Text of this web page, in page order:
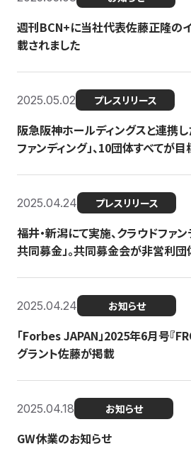
週刊BCN+に当社代表佐藤正隆の
載されました
2025.05.02 プレスリリース
阪急阪神ホールディングスと連携し
ファンディング」、10団体すべてが
2025.04.24 プレスリリース
福井・新潟にて実施、クラウドファ
共同募金」。共同募金会が非営利
2025.04.24 お知らせ
「Forbes JAPAN」2025年6月号『
グラント佐藤が掲載
2025.04.18 お知らせ
GW休業のお知らせ